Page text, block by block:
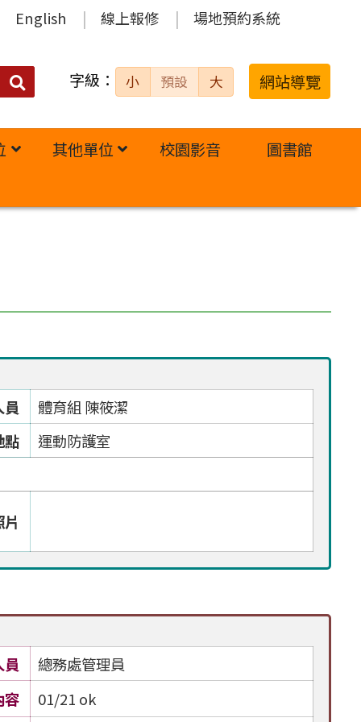
English 線上報修 場地預約系統
搜
字級： 小 預設 大 網站導覽
其他單位 校園影音 圖書館
員
體育組 陳筱潔
點
運動防護室
總務處管理員
容
01/21 ok